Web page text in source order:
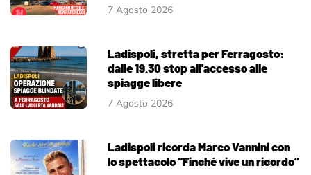
7 Agosto 2026
Ladispoli, stretta per Ferragosto:
dalle 19.30 stop all'accesso alle
spiagge libere
7 Agosto 2026
Ladispoli ricorda Marco Vannini con
lo spettacolo “Finché vive un ricordo”